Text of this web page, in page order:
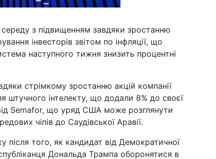
з підвищенням завдяки зростанню
інвесторів звітом по інфляції, що
наступного тижня знизить процентні
стрімкому зростанню акцій компанії
штучного інтелекту, що додали 8% до своєї
Semafor, що уряд США може розглянути
чіпів до Саудівської Аравії.
після того, як кандидат від Демократичної
Дональда Трампа оборонятися в